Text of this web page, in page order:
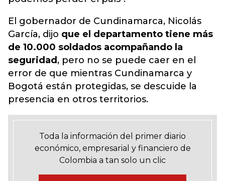
El gobernador de Cundinamarca, Nicolás
García, dijo que el departamento tiene más
de 10.000 soldados acompañando la
seguridad , pero no se puede caer en el
error de que mientras Cundinamarca y
Bogotá están protegidas, se descuide la
presencia en otros territorios.
Toda la información del primer diario
económico, empresarial y financiero de
Colombia a tan solo un clic